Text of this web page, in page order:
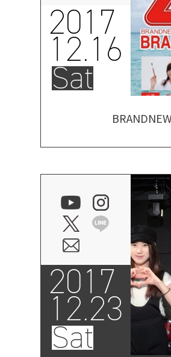
2017
12.16
Sat
2017
12.23
Sat